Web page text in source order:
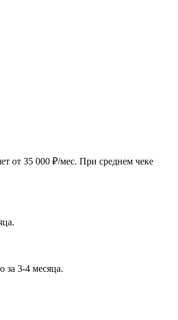
от 35 000 ₽/мес. При среднем чеке
за 3-4 месяца.